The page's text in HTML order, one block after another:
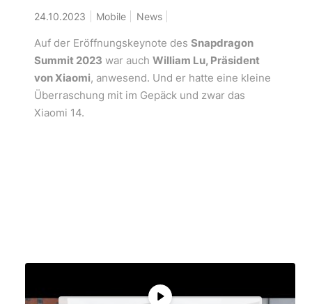
24.10.2023 Mobile News
Auf der Eröffnungskeynote des Snapdragon
Summit 2023 war auch William Lu, Präsident
von Xiaomi, anwesend. Und er hatte eine kleine
Überraschung mit im Gepäck und zwar das
Xiaomi 14.